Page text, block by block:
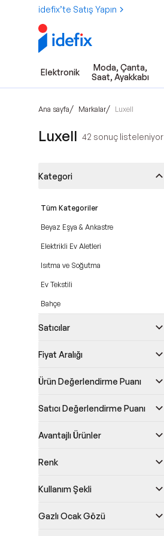
idefix’te Satış Yapın
Elektronik
Moda, Çanta,
Saat, Ayakkabı
Ana sayfa/ Markalar/ Luxell
Luxell 42 sonuç listeleniyor
Kategori
Tüm Kategoriler
Beyaz Eşya & Ankastre
Elektrikli Ev Aletleri
Isıtma ve Soğutma
Ev Tekstili
Bahçe
Satıcılar
Fiyat Aralığı
Ürün Değerlendirme Puanı
Satıcı Değerlendirme Puanı
Avantajlı Ürünler
Renk
Kullanım Şekli
Gazlı Ocak Gözü